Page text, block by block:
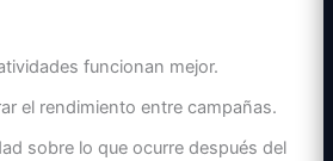
funcionan mejor.
el rendimiento entre campañas.
sobre lo que ocurre después del